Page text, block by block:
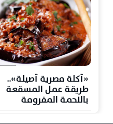
«أكلة مصرية أصيلة»..
طريقة عمل المسقعة
باللحمة المفرومة